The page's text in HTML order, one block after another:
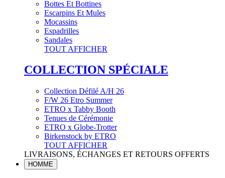
Bottes Et Bottines
Escarpins Et Mules
Mocassins
Espadrilles
Sandales
TOUT AFFICHER
COLLECTION SPÉCIALE
Collection Défilé A/H 26
F/W 26 Etro Summer
ETRO x Tabby Booth
Tenues de Cérémonie
ETRO x Globe-Trotter
Birkenstock by ETRO
TOUT AFFICHER
LIVRAISONS, ÉCHANGES ET RETOURS OFFERTS
HOMME